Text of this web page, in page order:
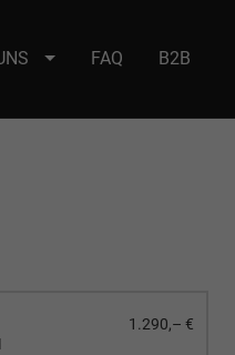
or value: selector2-aee-
FAQ B2B
1.290,– €